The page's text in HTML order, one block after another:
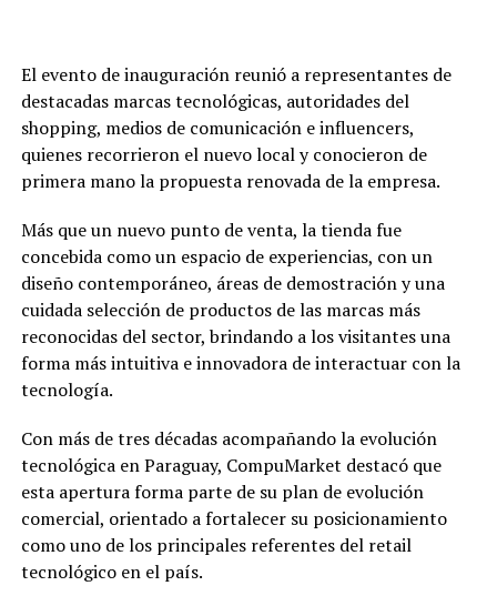
El evento de inauguración reunió a representantes de
destacadas marcas tecnológicas, autoridades del
shopping, medios de comunicación e influencers,
quienes recorrieron el nuevo local y conocieron de
primera mano la propuesta renovada de la empresa.
Más que un nuevo punto de venta, la tienda fue
concebida como un espacio de experiencias, con un
diseño contemporáneo, áreas de demostración y una
cuidada selección de productos de las marcas más
reconocidas del sector, brindando a los visitantes una
forma más intuitiva e innovadora de interactuar con la
tecnología.
Con más de tres décadas acompañando la evolución
tecnológica en Paraguay, CompuMarket destacó que
esta apertura forma parte de su plan de evolución
comercial, orientado a fortalecer su posicionamiento
como uno de los principales referentes del retail
tecnológico en el país.